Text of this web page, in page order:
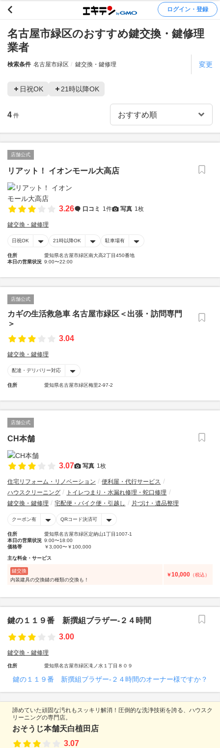
ログイン・登録
名古屋市緑区のおすすめ鍵交換・鍵修理
業者
検索条件 名古屋市緑区 鍵交換・鍵修理 変更
日祝OK 21時以降OK
4 件
店舗公式
リアット！ イオンモール大高店
3.26 口コミ 1件 写真 1枚
鍵交換・鍵修理
日祝OK 21時以降OK 駐車場有
住所
愛知県名古屋市緑区南大高2丁目450番地
本日の営業状況 9:00〜22:00
店舗公式
カギの生活救急車 名古屋市緑区＜出張・訪問専門
＞
3.04
鍵交換・鍵修理
配達・デリバリー対応
住所 愛知県名古屋市緑区梅里2-97-2
店舗公式
CH本舗
3.07 写真 1枚
住宅リフォーム・リノベーション
便利屋・代行サービス
ハウスクリーニング
トイレつまり・水漏れ修理・蛇口修理
鍵交換・鍵修理
宅配便・バイク便・引越し 片づけ・遺品整理
クーポン有 QRコード決済可
住所
愛知県名古屋市緑区定納山1丁目1007-1
本日の営業状況 9:00〜18:00
価格帯
￥3,000〜￥100,000
主な料金・サービス
鍵交換
内装建具の交換鍵の種類の交換も！
￥10,000 （税込）
鍵の１１９番 新撰組ブラザー‐２４時間
3.00
鍵交換・鍵修理
住所 愛知県名古屋市緑区滝ノ水１丁目８０９
鍵の１１９番 新撰組ブラザー‐２４時間のオーナー様ですか？
諦めていた頑固な汚れもスッキリ解消！圧倒的な洗浄技術を誇る、ハウスク
リーニングの専門店。
おそうじ本舗天白植田店
3.07